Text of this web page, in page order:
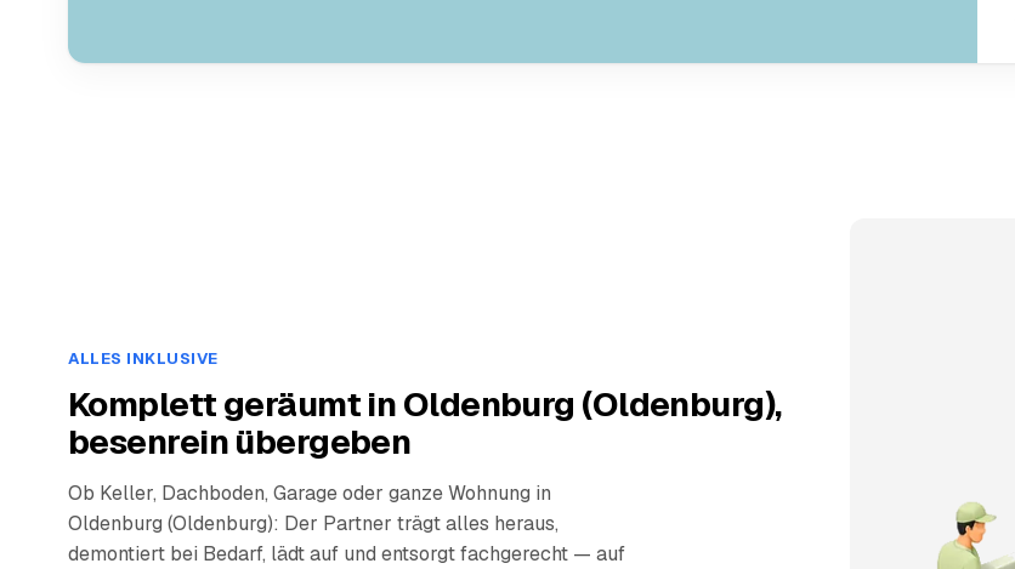
ALLES INKLUSIVE
Komplett geräumt in Oldenburg (Oldenburg),
besenrein übergeben
Ob Keller, Dachboden, Garage oder ganze Wohnung in
Oldenburg (Oldenburg): Der Partner trägt alles heraus,
demontiert bei Bedarf, lädt auf und entsorgt fachgerecht — auf